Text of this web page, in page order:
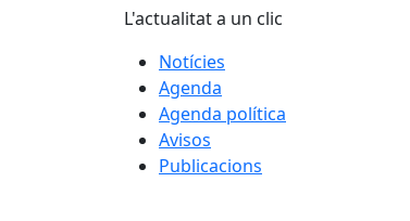
L'actualitat a un clic
Notícies
Agenda
Agenda política
Avisos
Publicacions